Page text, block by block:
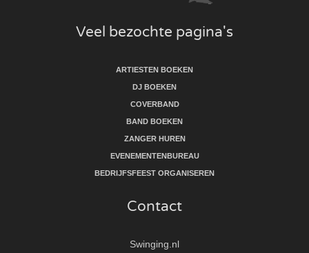
Veel bezochte pagina's
ARTIESTEN BOEKEN
DJ BOEKEN
COVERBAND
BAND BOEKEN
ZANGER HUREN
EVENEMENTENBUREAU
BEDRIJFSFEEST ORGANISEREN
Contact
Swinging.nl